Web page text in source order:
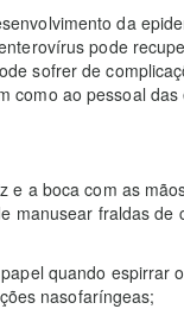
da
pode
sofrer de
como ao pessoal
e a boca com as
manusear fraldas de
quando espirrar
nasofaríngeas;